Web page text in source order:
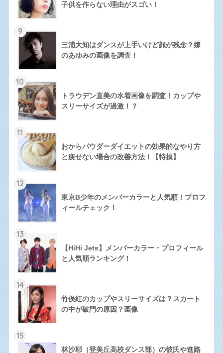
子供を作らない理由がスゴい！
9
三浦大知はダンスが上手いけど顔が残念？嫁
のあゆみの画像を調査！
10
トラウデン直美の水着画像を調査！カップや
スリーサイズが過激！？
11
おからパウダーダイエットの効果的なやり方
と痩せない場合の改善方法！【特損】
12
東京B少年のメンバーカラーと人気順！プロフ
ィールチェック！
13
【HiHi Jets】メンバーカラー・プロフィール
と人気順ランキング！
14
竹俣紅のカップやスリーサイズは？スカート
の中が破門の原因？画像
15
林沙耶（登美丘高校ダンス部）の彼氏や進路